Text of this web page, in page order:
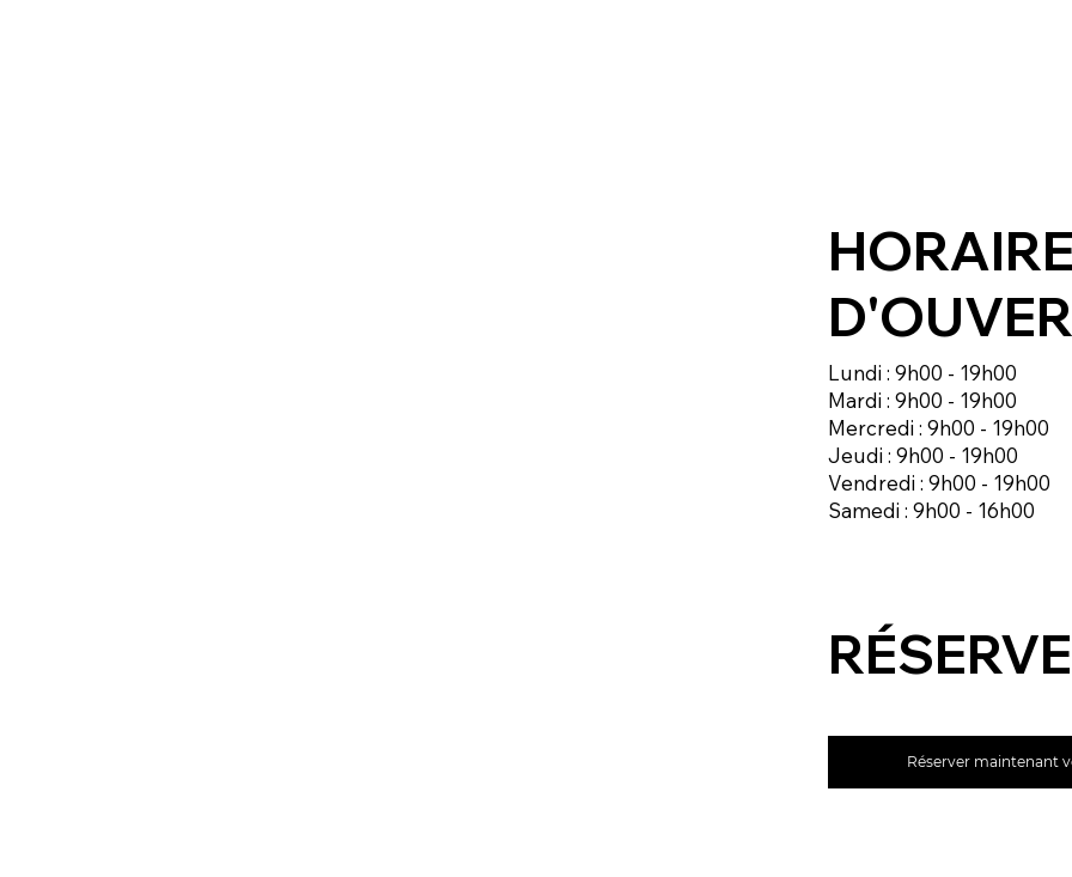
Lundi : 9h00 - 19h00
Mardi : 9h00 - 19h00
Mercredi : 9h00 - 19h00
Jeudi : 9h00 - 19h00
Vendredi : 9h00 - 19h00
Samedi : 9h00 - 16h00
Réserver maintenant